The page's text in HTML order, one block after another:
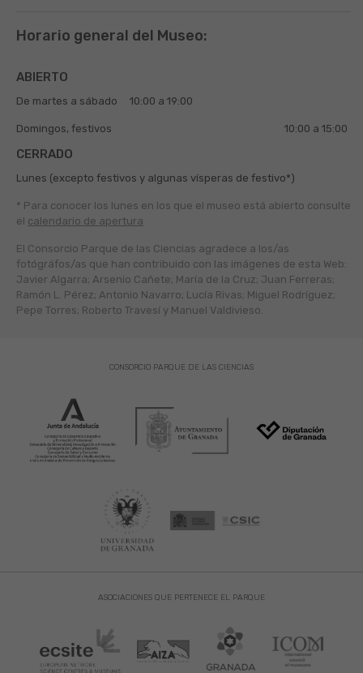
Horario general del Museo:
ABIERTO
De martes a sábado 10:00 a 19:00
Domingos, festivos 10:00 a 15:00
CERRADO
Lunes (excepto festivos y algunas vísperas de festivo*)
* Para conocer los lunes en los que el museo está abierto consulte
el calendario de apertura
El Consorcio Parque de las Ciencias agradece a los/as
fotógráfos/as que han contribuido con las imágenes de esta Web:
Javier Algarra; Arsenio Cañete; María de la Cruz; Juan Ferreras;
Ramón L. Pérez; Antonio Navarro; Lucía Rivas; Miguel Rodríguez;
Pepe Torres; Roberto Travesí y Manuel Valdivieso.
ASOCIACIONES QUE PERTENECE EL PARQUE
CONSORCIO PARQUE DE LAS CIENCIAS